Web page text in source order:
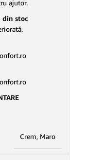
ajutor.
din stoc
Crem, Maro